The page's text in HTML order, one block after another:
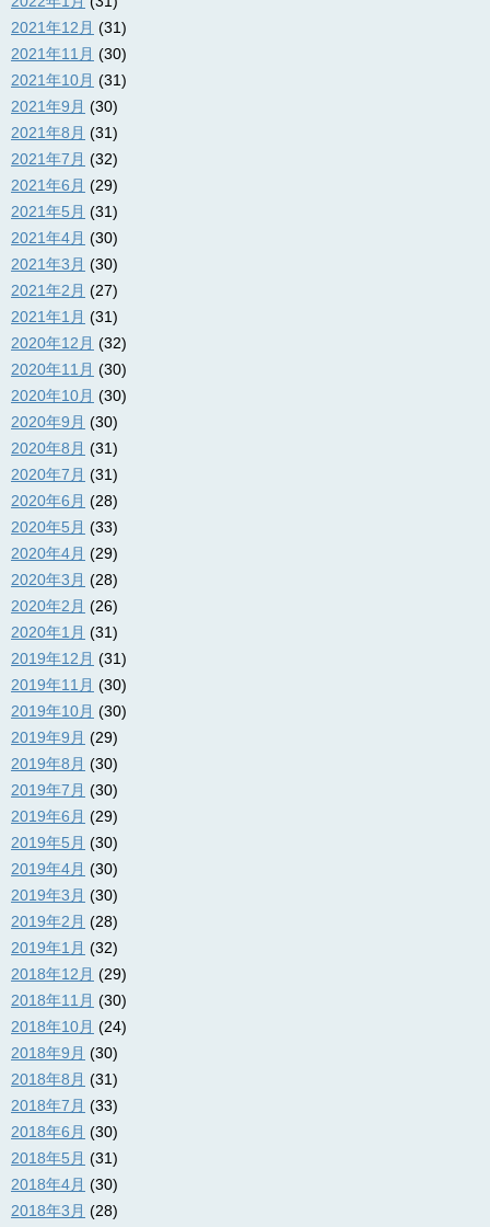
2021年12月 (31)
2021年11月 (30)
2021年10月 (31)
2021年9月 (30)
2021年8月 (31)
2021年7月 (32)
2021年6月 (29)
2021年5月 (31)
2021年4月 (30)
2021年3月 (30)
2021年2月 (27)
2021年1月 (31)
2020年12月 (32)
2020年11月 (30)
2020年10月 (30)
2020年9月 (30)
2020年8月 (31)
2020年7月 (31)
2020年6月 (28)
2020年5月 (33)
2020年4月 (29)
2020年3月 (28)
2020年2月 (26)
2020年1月 (31)
2019年12月 (31)
2019年11月 (30)
2019年10月 (30)
2019年9月 (29)
2019年8月 (30)
2019年7月 (30)
2019年6月 (29)
2019年5月 (30)
2019年4月 (30)
2019年3月 (30)
2019年2月 (28)
2019年1月 (32)
2018年12月 (29)
2018年11月 (30)
2018年10月 (24)
2018年9月 (30)
2018年8月 (31)
2018年7月 (33)
2018年6月 (30)
2018年5月 (31)
2018年4月 (30)
2018年3月 (28)